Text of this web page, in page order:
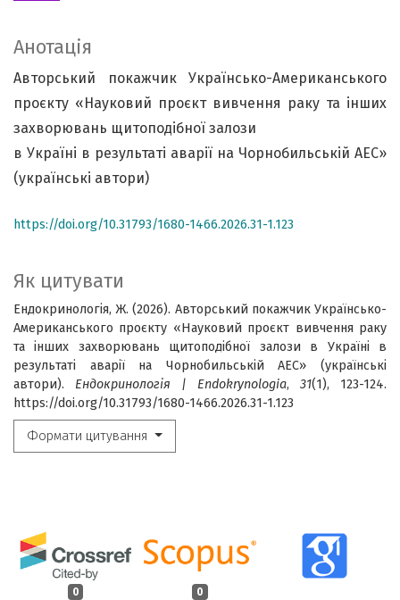
Як цитувати
Ендокринологія, Ж. (2026). Авторський покажчик Українсько-
Американського проєкту «Науковий проєкт вивчення раку
та інших захворювань щитоподібної залози в Україні в
результаті аварії на Чорнобильській АЕС» (українські
автори). Ендокринологія | Endokrynologia, 31(1), 123-124.
https://doi.org/10.31793/1680-1466.2026.31-1.123
Формати цитування
0 0
Анотація
Авторський покажчик Українсько-Американського
проєкту «Науковий проєкт вивчення раку та інших
захворювань щитоподібної залози
в Україні в результаті аварії на Чорнобильській АЕС»
(українські автори)
https://doi.org/10.31793/1680-1466.2026.31-1.123